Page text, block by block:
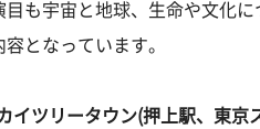
も宇宙と地球、生命や文化に
となっています。
ツリータウン(押上駅、東京